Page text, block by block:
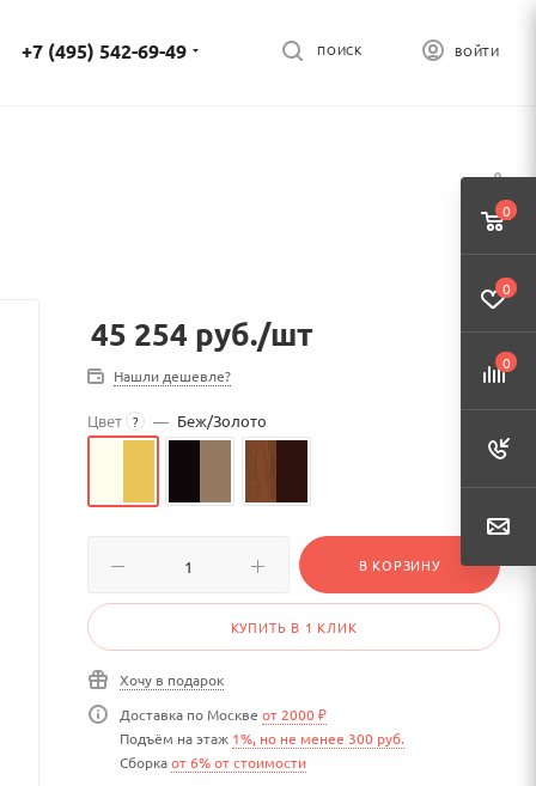
ВОЙТИ
ПОИСК
+7 (495) 542-69-49
45 254 руб./шт
Нашли дешевле?
Цвет ? — Беж/Золото
В КОРЗИНУ
КУПИТЬ В 1 КЛИК
Хочу в подарок
Доставка по Москве от 2000 ₽
Подъём на этаж 1%, но не менее 300 руб.
Сборкаот 6% от стоимости
0
0
0